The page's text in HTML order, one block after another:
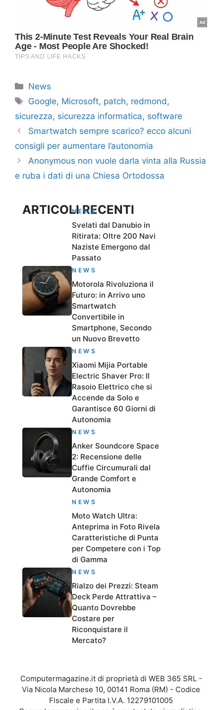
Categorie
News
Tag
Google, Microsoft, patch, redmond,
sicurezza, sicurezza informatica, software
Smartwatch sempre scarico? ecco alcuni
consigli per aumentare l’autonomia
Anonymous non vuole darla vinta alla Russia
e ruba i dati di una Chiesa Ortodossa
ARTICOLI RECENTI
NEWS
Svelati dal Danubio in
Ritirata: Oltre 200 Navi
Naziste Emergono dal
Passato
NEWS
Motorola Rivoluziona il
Futuro: in Arrivo uno
Smartwatch
Convertibile in
Smartphone, Secondo
un Nuovo Brevetto
NEWS
Xiaomi Mijia Portable
Electric Shaver Pro: Il
Rasoio Elettrico che si
Accende da Solo e
Garantisce 60 Giorni di
Autonomia
NEWS
Anker Soundcore Space
2: Recensione delle
Cuffie Circumurali dal
Grande Comfort e
Autonomia
NEWS
Moto Watch Ultra:
Anteprima in Foto Rivela
Caratteristiche di Punta
per Competere con i Top
di Gamma
NEWS
Rialzo dei Prezzi: Steam
Deck Perde Attrattiva –
Quanto Dovrebbe
Costare per
Riconquistare il
Mercato?
Computermagazine.it di proprietà di WEB 365 SRL -
Via Nicola Marchese 10, 00141 Roma (RM) - Codice
Fiscale e Partita I.V.A. 12279101005